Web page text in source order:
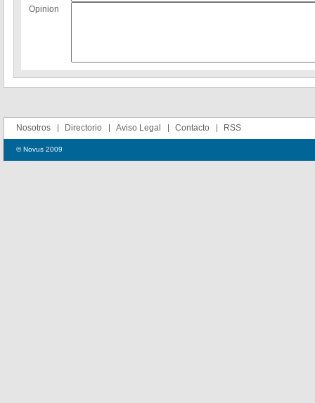
Opinion
Nosotros Directorio Aviso Legal Contacto RSS
© Novus 2009